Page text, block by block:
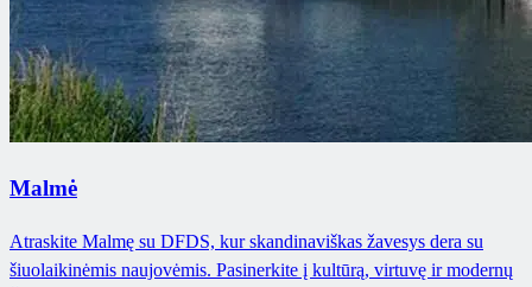
Malmė
Atraskite Malmę su DFDS, kur skandinaviškas žavesys dera su
šiuolaikinėmis naujovėmis. Pasinerkite į kultūrą, virtuvę ir modernų